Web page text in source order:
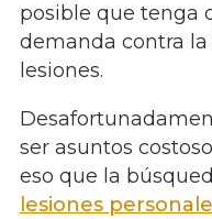
posible que tenga
demanda contra
lesiones.
ser asuntos
eso que la
lesiones